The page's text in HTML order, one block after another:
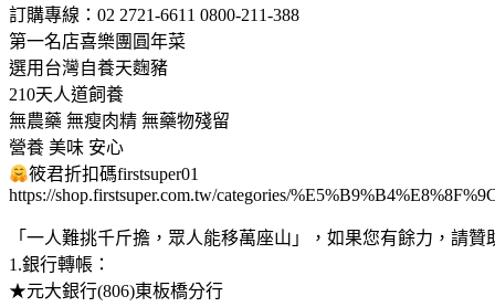
訂購專線：02 2721-6611 0800-211-388
第一名店喜樂團圓年菜
選用台灣自養天麴豬
210天人道飼養
無農藥 無瘦肉精 無藥物殘留
營養 美味 安心
筱君折扣碼firstsuper01
https://shop.firstsuper.com.tw/categories/
「一人難挑千斤擔，眾人能移萬座山」，如果您有餘力，請
1.銀行轉帳：
★元大銀行(806)東板橋分行